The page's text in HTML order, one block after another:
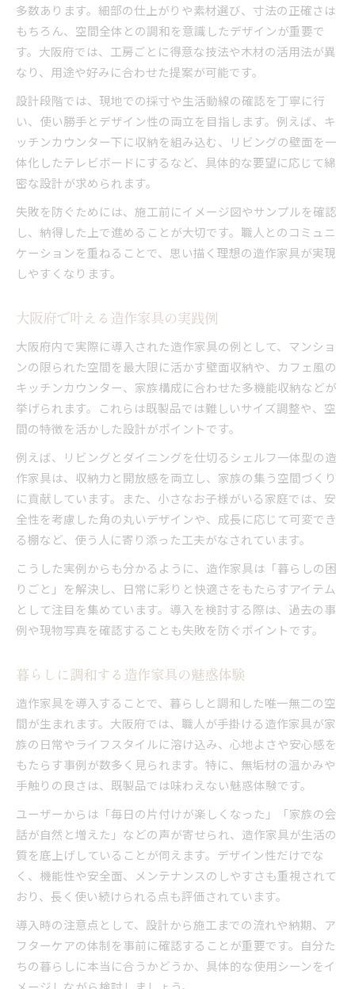
リビングを彩る造作家具活用の実例紹介
造作家具でリビングを魅惑的に演出する方法
大阪府の実例に学ぶ造作家具の活用術
暮らしやすさが際立つ造作家具の実例集
多数あります。細部の仕上がりや素材選び、寸法の正確さは
もちろん、空間全体との調和を意識したデザインが重要で
す。大阪府では、工房ごとに得意な技法や木材の活用法が異
なり、用途や好みに合わせた提案が可能です。
設計段階では、現地での採寸や生活動線の確認を丁寧に行
い、使い勝手とデザイン性の両立を目指します。例えば、キ
ッチンカウンター下に収納を組み込む、リビングの壁面を一
体化したテレビボードにするなど、具体的な要望に応じて綿
密な設計が求められます。
失敗を防ぐためには、施工前にイメージ図やサンプルを確認
し、納得した上で進めることが大切です。職人とのコミュニ
ケーションを重ねることで、思い描く理想の造作家具が実現
しやすくなります。
大阪府で叶える造作家具の実践例
大阪府内で実際に導入された造作家具の例として、マンショ
ンの限られた空間を最大限に活かす壁面収納や、カフェ風の
キッチンカウンター、家族構成に合わせた多機能収納などが
挙げられます。これらは既製品では難しいサイズ調整や、空
間の特徴を活かした設計がポイントです。
例えば、リビングとダイニングを仕切るシェルフ一体型の造
作家具は、収納力と開放感を両立し、家族の集う空間づくり
に貢献しています。また、小さなお子様がいる家庭では、安
全性を考慮した角の丸いデザインや、成長に応じて可変でき
る棚など、使う人に寄り添った工夫がなされています。
こうした実例からも分かるように、造作家具は「暮らしの困
りごと」を解決し、日常に彩りと快適さをもたらすアイテム
として注目を集めています。導入を検討する際は、過去の事
例や現物写真を確認することも失敗を防ぐポイントです。
暮らしに調和する造作家具の魅惑体験
造作家具を導入することで、暮らしと調和した唯一無二の空
間が生まれます。大阪府では、職人が手掛ける造作家具が家
族の日常やライフスタイルに溶け込み、心地よさや安心感を
もたらす事例が数多く見られます。特に、無垢材の温かみや
手触りの良さは、既製品では味わえない魅惑体験です。
ユーザーからは「毎日の片付けが楽しくなった」「家族の会
話が自然と増えた」などの声が寄せられ、造作家具が生活の
質を底上げしていることが伺えます。デザイン性だけでな
く、機能性や安全面、メンテナンスのしやすさも重視されて
おり、長く使い続けられる点も評価されています。
導入時の注意点として、設計から施工までの流れや納期、ア
フターケアの体制を事前に確認することが重要です。自分た
ちの暮らしに本当に合うかどうか、具体的な使用シーンをイ